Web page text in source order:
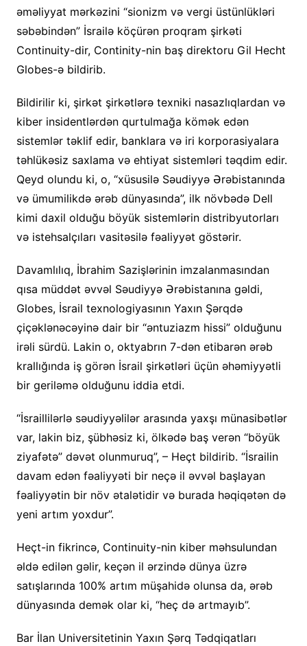
əməliyyat mərkəzini “sionizm və vergi üstünlükləri
səbəbindən” İsrailə köçürən proqram şirkəti
Continuity-dir, Continity-nin baş direktoru Gil Hecht
Globes-ə bildirib.
Bildirilir ki, şirkət şirkətlərə texniki nasazlıqlardan və
kiber insidentlərdən qurtulmağa kömək edən
sistemlər təklif edir, banklara və iri korporasiyalara
təhlükəsiz saxlama və ehtiyat sistemləri təqdim edir.
Qeyd olundu ki, o, “xüsusilə Səudiyyə Ərəbistanında
və ümumilikdə ərəb dünyasında”, ilk növbədə Dell
kimi daxil olduğu böyük sistemlərin distribyutorları
və istehsalçıları vasitəsilə fəaliyyət göstərir.
Davamlılıq, İbrahim Sazişlərinin imzalanmasından
qısa müddət əvvəl Səudiyyə Ərəbistanına gəldi,
Globes, İsrail texnologiyasının Yaxın Şərqdə
çiçəklənəcəyinə dair bir “əntuziazm hissi” olduğunu
irəli sürdü. Lakin o, oktyabrın 7-dən etibarən ərəb
krallığında iş görən İsrail şirkətləri üçün əhəmiyyətli
bir geriləmə olduğunu iddia etdi.
“İsraillilərlə səudiyyəlilər arasında yaxşı münasibətlər
var, lakin biz, şübhəsiz ki, ölkədə baş verən “böyük
ziyafətə” dəvət olunmuruq”, – Heçt bildirib. “İsrailin
davam edən fəaliyyəti bir neçə il əvvəl başlayan
fəaliyyətin bir növ ətalətidir və burada həqiqətən də
yeni artım yoxdur”.
Heçt-in fikrincə, Continuity-nin kiber məhsulundan
əldə edilən gəlir, keçən il ərzində dünya üzrə
satışlarında 100% artım müşahidə olunsa da, ərəb
dünyasında demək olar ki, “heç də artmayıb”.
Bar İlan Universitetinin Yaxın Şərq Tədqiqatları